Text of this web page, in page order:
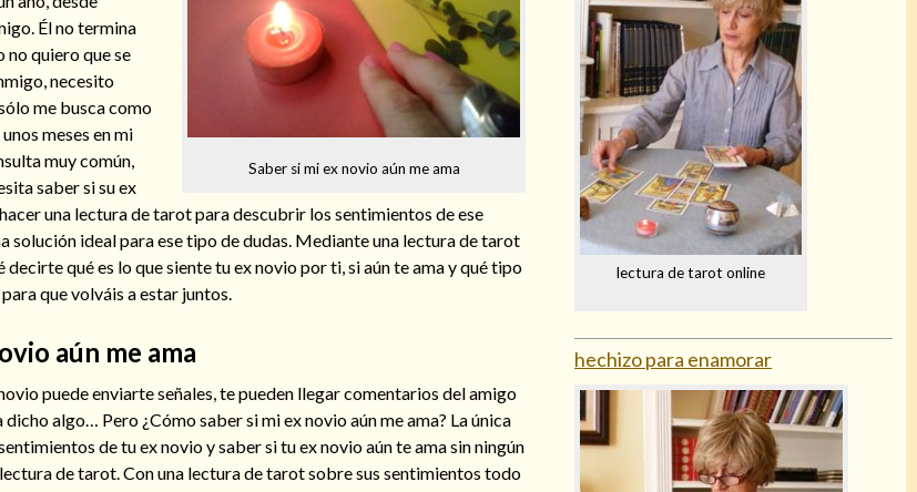
Saber si mi ex novio aún me ama
Él no termina
no quiero que se
necesito
me busca como
meses en mi
muy común,
saber si su ex
una lectura de tarot para descubrir los sentimientos de ese
solución ideal para ese tipo de dudas. Mediante una lectura de tarot
qué es lo que siente tu ex novio por ti, si aún te ama y qué tipo
que volváis a estar juntos.
aún me ama
puede enviarte señales, te pueden llegar comentarios del amigo
algo… Pero ¿Cómo saber si mi ex novio aún me ama? La única
de tu ex novio y saber si tu ex novio aún te ama sin ningún
de tarot. Con una lectura de tarot sobre sus sentimientos todo
lectura de tarot online
hechizo para enamorar